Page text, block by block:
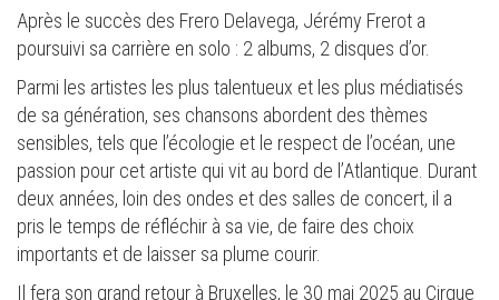
Après le succès des Frero Delavega, Jérémy Frerot a
poursuivi sa carrière en solo : 2 albums, 2 disques d’or.
Parmi les artistes les plus talentueux et les plus médiatisés
de sa génération, ses chansons abordent des thèmes
sensibles, tels que l’écologie et le respect de l’océan, une
passion pour cet artiste qui vit au bord de l’Atlantique. Durant
deux années, loin des ondes et des salles de concert, il a
pris le temps de réfléchir à sa vie, de faire des choix
importants et de laisser sa plume courir.
Il fera son grand retour à Bruxelles, le 30 mai 2025 au Cirque